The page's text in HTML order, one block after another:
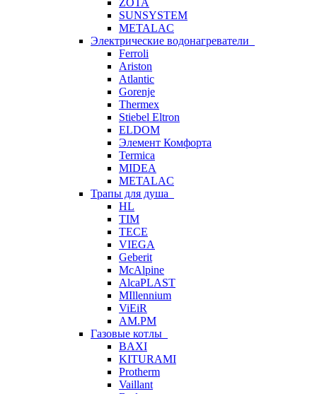
ZOTA
SUNSYSTEM
METALAC
Электрические водонагреватели
Ferroli
Ariston
Atlantic
Gorenje
Thermex
Stiebel Eltron
ELDOM
Элемент Комфорта
Termica
MIDEA
METALAC
Трапы для душа
HL
TIM
TECE
VIEGA
Geberit
McAlpine
AlcaPLAST
MIllennium
ViEiR
AM.PM
Газовые котлы
BAXI
KITURAMI
Protherm
Vaillant